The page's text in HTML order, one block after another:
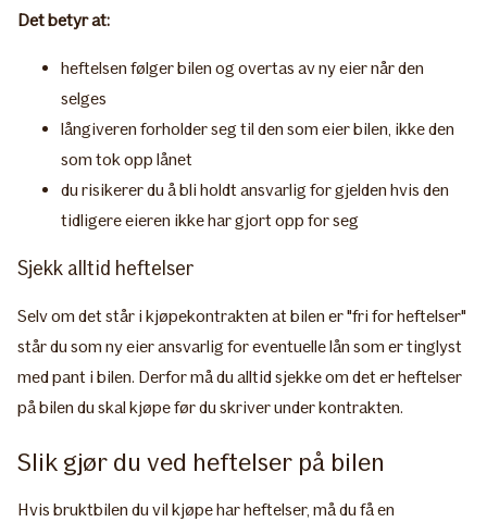
Det betyr at:
heftelsen følger bilen og overtas av ny eier når den
selges
långiveren forholder seg til den som eier bilen, ikke den
som tok opp lånet
du risikerer du å bli holdt ansvarlig for gjelden hvis den
tidligere eieren ikke har gjort opp for seg
Sjekk alltid heftelser
​Selv om det står i kjøpekontrakten at bilen er "fri for heftelser"
står du som ny eier ansvarlig for eventuelle lån som er tinglyst
med pant i bilen. Derfor må du alltid sjekke om det er heftelser
på bilen du skal kjøpe før du skriver under kontrakten.
Slik gjør du ved heftelser på bilen
Hvis bruktbilen du vil kjøpe har heftelser, må du få en